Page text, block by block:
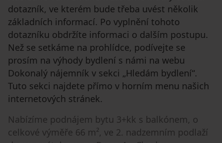
dotazník, ve kterém bude třeba uvést několik
základních informací. Po vyplnění tohoto
dotazníku obdržíte informaci o dalším postupu.
Než se setkáme na prohlídce, podívejte se
prosím na výhody bydlení s námi na webu
Dokonalý nájemník v sekci „Hledám bydlení“.
Tuto sekci najdete přímo v horním menu našich
internetových stránek.
Nabízíme podnájem bytu 3+kk s balkónem, o
celkové výměře 66 m², ve 2. nadzemním podlaží